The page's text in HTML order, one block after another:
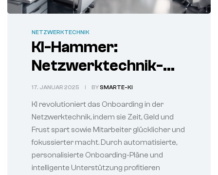
NETZWERKTECHNIK
KI-Hammer:
Netzwerktechnik-
Onboarding 75%
effizienter
17. JANUAR 2025 BYSMARTE-KI
KI revolutioniert das Onboarding in der
Netzwerktechnik, indem sie Zeit, Geld und
Frust spart sowie Mitarbeiter glücklicher und
fokussierter macht. Durch automatisierte,
personalisierte Onboarding-Pläne und
intelligente Unterstützung profitieren